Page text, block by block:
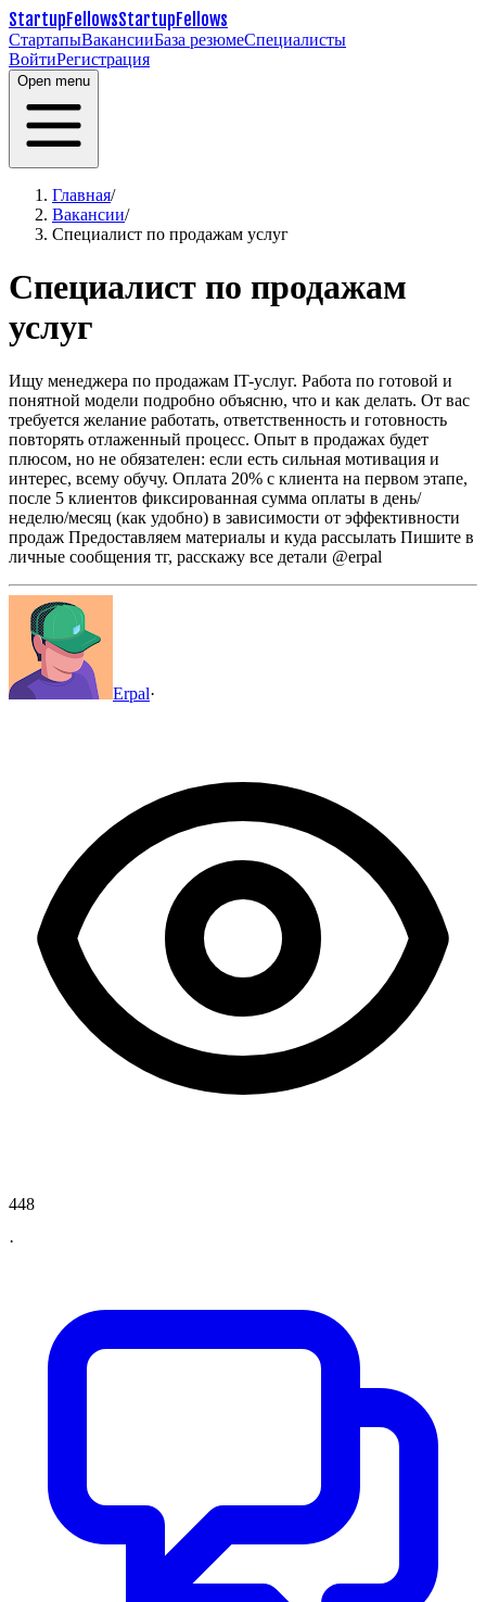
StartupFellowsStartupFellows
СтартапыВакансииБаза резюмеСпециалисты
ВойтиРегистрация
Open menu
Главная/
Вакансии/
Специалист по продажам услуг
Специалист по продажам
услуг
Ищу менеджера по продажам IT-услуг. Работа по готовой и
понятной модели подробно объясню, что и как делать. От вас
требуется желание работать, ответственность и готовность
повторять отлаженный процесс. Опыт в продажах будет
плюсом, но не обязателен: если есть сильная мотивация и
интерес, всему обучу. Оплата 20% с клиента на первом этапе,
после 5 клиентов фиксированная сумма оплаты в день/
неделю/месяц (как удобно) в зависимости от эффективности
продаж Предоставляем материалы и куда рассылать Пишите в
личные сообщения тг, расскажу все детали @erpal
Erpal·
448
·